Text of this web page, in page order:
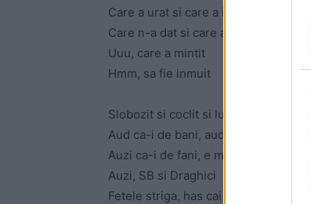
Care a urat si care a iubit
Care n-a dat si care au ciordit
Uuu, care a mintit
Hmm, sa fie inmuit
Slobozit si coclit si lungit
Aud ca-i de bani, audit
Auzi ca-i de fani, e moshpit
Auzi, SB si Draghici
Fetele striga, has cai mij